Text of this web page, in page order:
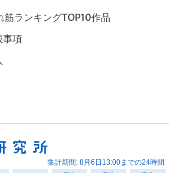
筋ランキングTOP10作品
事項